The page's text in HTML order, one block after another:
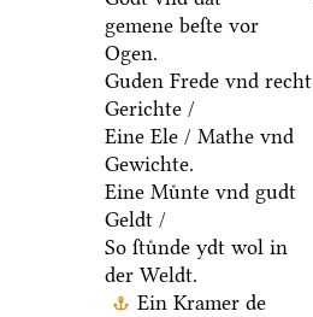
gemene beſte vor
Ogen.
Guden Frede vnd recht
Gerichte /
Eine Ele / Mathe vnd
Gewichte.
Eine Muͤnte vnd gudt
Geldt /
So ſtuͤnde ydt wol in
der Weldt.
Ein Kramer de